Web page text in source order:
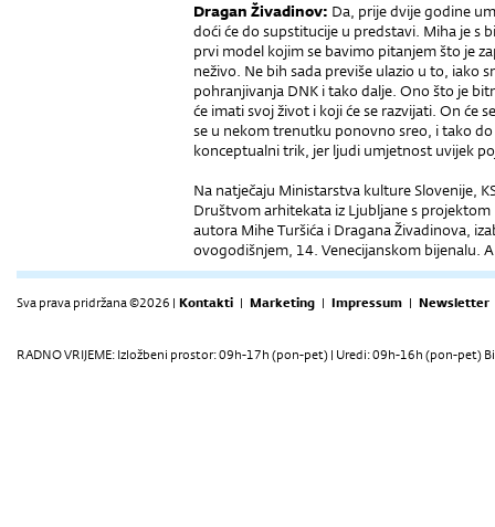
Dragan Živadinov: Da, prije dvije godine
doći će do supstitucije u predstavi. Miha je s
prvi model kojim se bavimo pitanjem što je
neživo. Ne bih sada previše ulazio u to, iako
pohranjivanja DNK i tako dalje. Ono što je
će imati svoj život i koji će se razvijati. On će
se u nekom trenutku ponovno sreo, i tako
konceptualni trik, jer ljudi umjetnost uvijek
Na natječaju Ministarstva kulture Slovenije,
Društvom arhitekata iz Ljubljane s
autora Mihe Turšića i Dragana Živadinova,
ovogodišnjem, 14. Venecijanskom bijenalu.
Sva prava pridržana ©2026 | Kontakti | Marketing | Impressum | Newsletter
RADNO VRIJEME: Izložbeni prostor: 09h-17h (pon-pet) | Uredi: 09h-16h (pon-pet)